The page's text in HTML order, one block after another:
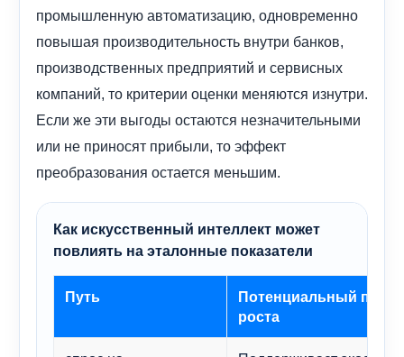
промышленную автоматизацию, одновременно
повышая производительность внутри банков,
производственных предприятий и сервисных
компаний, то критерии оценки меняются изнутри.
Если же эти выгоды остаются незначительными
или не приносят прибыли, то эффект
преобразования остается меньшим.
Как искусственный интеллект может
повлиять на эталонные показатели
Путь
Потенциальный
роста